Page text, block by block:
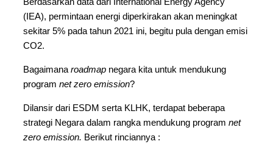
(IEA), permintaan energi diperkirakan akan meningkat
sekitar 5% pada tahun 2021 ini, begitu pula dengan emisi
CO2.
Bagaimana roadmap negara kita untuk mendukung
program net zero emission?
Dilansir dari ESDM serta KLHK, terdapat beberapa
strategi Negara dalam rangka mendukung program net
zero emission. Berikut rinciannya :